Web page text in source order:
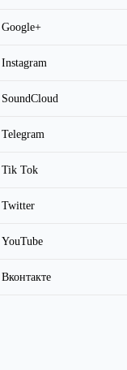
Google+
Instagram
SoundCloud
Telegram
Tik Tok
Twitter
YouTube
Вконтакте